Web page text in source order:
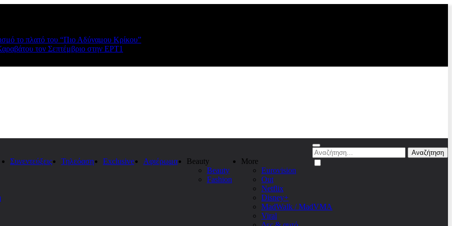
το πλατό του “Πιο Αδύναμου Κρίκου”
τον Σεπτέμβριο στην ΕΡΤ1
Συνεντεύξεις Τηλεόαση Exclusive Αφιέρωμα
Beauty
Beauty
Fashion
More
Eurovision
Out
Netflix
Disney+
MadWalk / MadVMA
Viral
Αναζήτηση
για: